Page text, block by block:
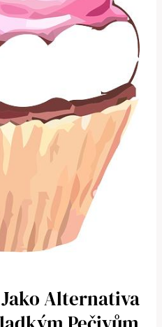
Alternativa